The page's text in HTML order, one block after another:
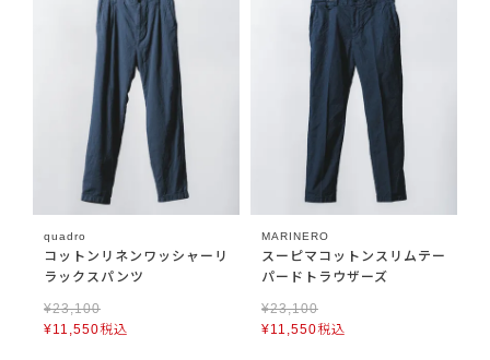
quadro
コットンリネンワッシャーリ
ラックスパンツ
¥23,100
¥11,550税込
MARINERO
スーピマコットンスリムテー
パードトラウザーズ
¥23,100
¥11,550税込